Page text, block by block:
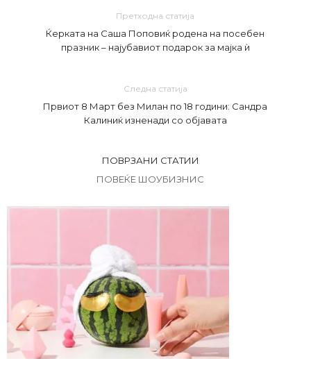
Претходна статија
Ќерката на Саша Поповиќ родена на посебен
празник – најубавиот подарок за мајка ѝ
Следна статија
Првиот 8 Март без Милан по 18 години: Сандра
Калиниќ изненади со објавата
ПОВРЗАНИ СТАТИИ
ПОВЕЌЕ ШОУБИЗНИС